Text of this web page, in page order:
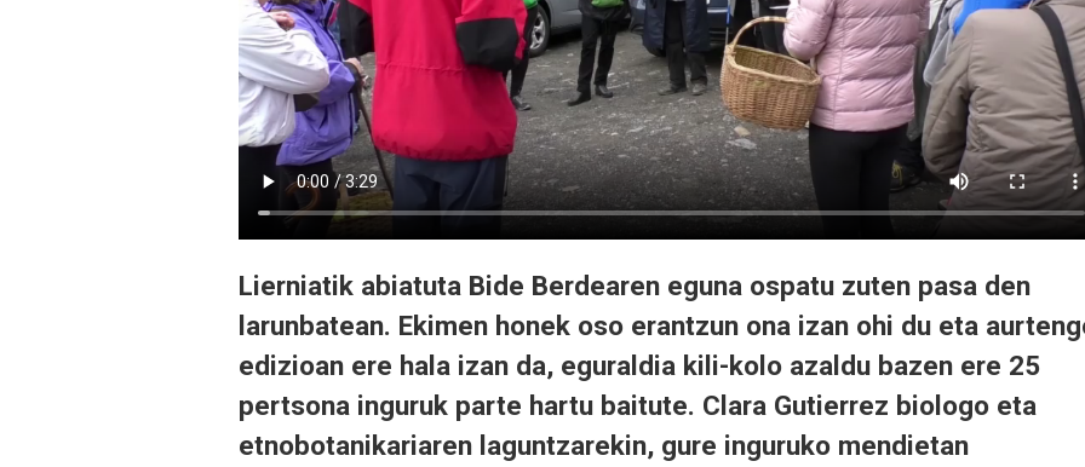
Lierniatik abiatuta Bide Berdearen eguna ospatu zuten pasa den
larunbatean. Ekimen honek oso erantzun ona izan ohi du eta
edizioan ere hala izan da, eguraldia kili-kolo azaldu bazen ere 25
pertsona inguruk parte hartu baitute. Clara Gutierrez biologo eta
etnobotanikariaren laguntzarekin, gure inguruko mendietan